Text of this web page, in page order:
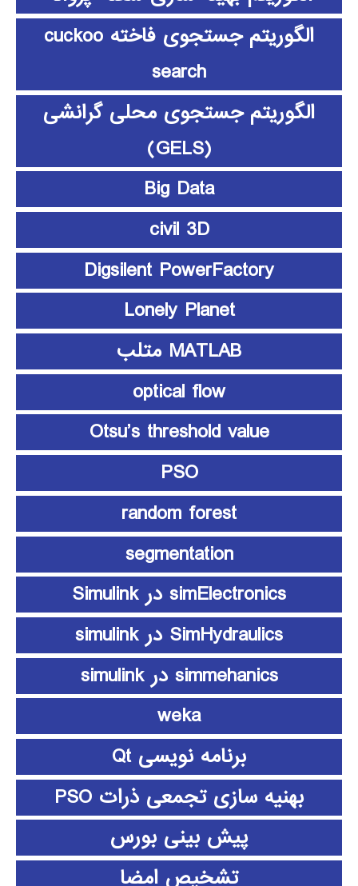
الگوریتم جستجوی فاخته cuckoo
search
الگوریتم جستجوی محلی گرانشی
(GELS)
Big Data
civil 3D
Digsilent PowerFactory
Lonely Planet
MATLAB متلب
optical flow
Otsu’s threshold value
PSO
random forest
segmentation
simElectronics در Simulink
SimHydraulics در simulink
simmehanics در simulink
weka
برنامه نویسی Qt
بهنیه سازی تجمعی ذرات PSO
پیش بینی بورس
تشخیص امضا